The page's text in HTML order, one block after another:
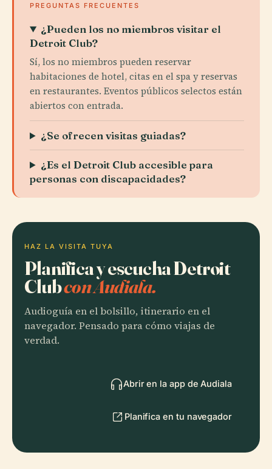
PREGUNTAS FRECUENTES
¿Pueden los no miembros visitar el
Detroit Club?
Sí, los no miembros pueden reservar
habitaciones de hotel, citas en el spa y reservas
en restaurantes. Eventos públicos selectos están
abiertos con entrada.
¿Se ofrecen visitas guiadas?
¿Es el Detroit Club accesible para
personas con discapacidades?
HAZ LA VISITA TUYA
Planifica y escucha Detroit
Clubcon Audiala.
Audioguía en el bolsillo, itinerario en el
navegador. Pensado para cómo viajas de
verdad.
Abrir en la app de Audiala
Planifica en tu navegador